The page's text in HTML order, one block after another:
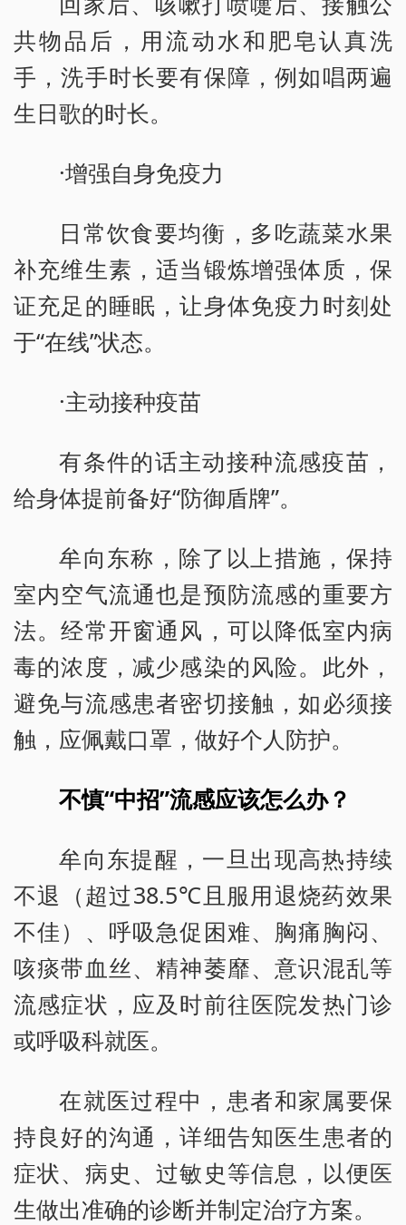
共物品后，用流动水和肥皂认真洗
手，洗手时长要有保障，例如唱两遍
生日歌的时长。
·增强自身免疫力
日常饮食要均衡，多吃蔬菜水果
补充维生素，适当锻炼增强体质，保
证充足的睡眠，让身体免疫力时刻处
于“在线”状态。
·主动接种疫苗
有条件的话主动接种流感疫苗，
给身体提前备好“防御盾牌”。
牟向东称，除了以上措施，保持
室内空气流通也是预防流感的重要方
法。经常开窗通风，可以降低室内病
毒的浓度，减少感染的风险。此外，
避免与流感患者密切接触，如必须接
触，应佩戴口罩，做好个人防护。
不慎“中招”流感应该怎么办？
牟向东提醒，一旦出现高热持续
不退（超过38.5℃且服用退烧药效果
不佳）、呼吸急促困难、胸痛胸闷、
咳痰带血丝、精神萎靡、意识混乱等
流感症状，应及时前往医院发热门诊
或呼吸科就医。
在就医过程中，患者和家属要保
持良好的沟通，详细告知医生患者的
症状、病史、过敏史等信息，以便医
生做出准确的诊断并制定治疗方案。